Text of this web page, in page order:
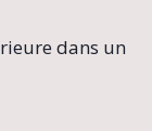
dans un